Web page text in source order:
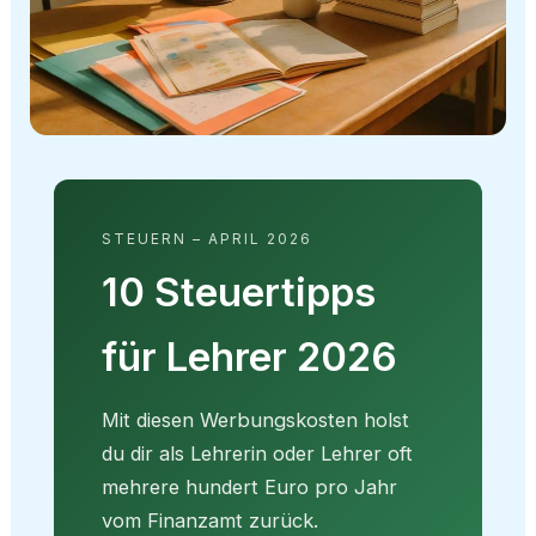
STEUERN – APRIL 2026
10 Steuertipps
für Lehrer 2026
Mit diesen Werbungskosten holst
du dir als Lehrerin oder Lehrer oft
mehrere hundert Euro pro Jahr
vom Finanzamt zurück.